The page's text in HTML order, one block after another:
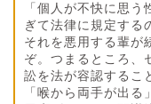
「個人が不快に思
ぎて法律に規定する
それを悪用する輩が
ぞ。つまるところ、
訟を法が容認するこ
「喉から両手が出